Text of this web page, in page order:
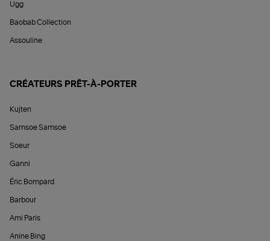
Ugg
Baobab Collection
Assouline
CRÉATEURS PRÊT-À-PORTER
Kujten
Samsoe Samsoe
Soeur
Ganni
Éric Bompard
Barbour
Ami Paris
Anine Bing